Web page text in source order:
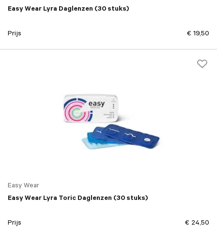
Easy Wear Lyra Daglenzen (30 stuks)
Prijs € 19,50
Easy Wear
Easy Wear Lyra Toric Daglenzen (30 stuks)
Prijs € 24,50